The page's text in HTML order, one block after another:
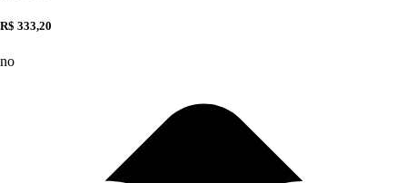
R$ 333,20
no